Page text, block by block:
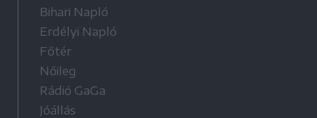
Bihari Napló
Erdélyi Napló
Főtér
Nőileg
Rádió GaGa
Jóállás